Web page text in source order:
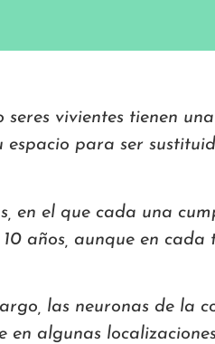
vivientes tienen
para ser
en el que cada una
años, aunque en cada
las neuronas de la
algunas